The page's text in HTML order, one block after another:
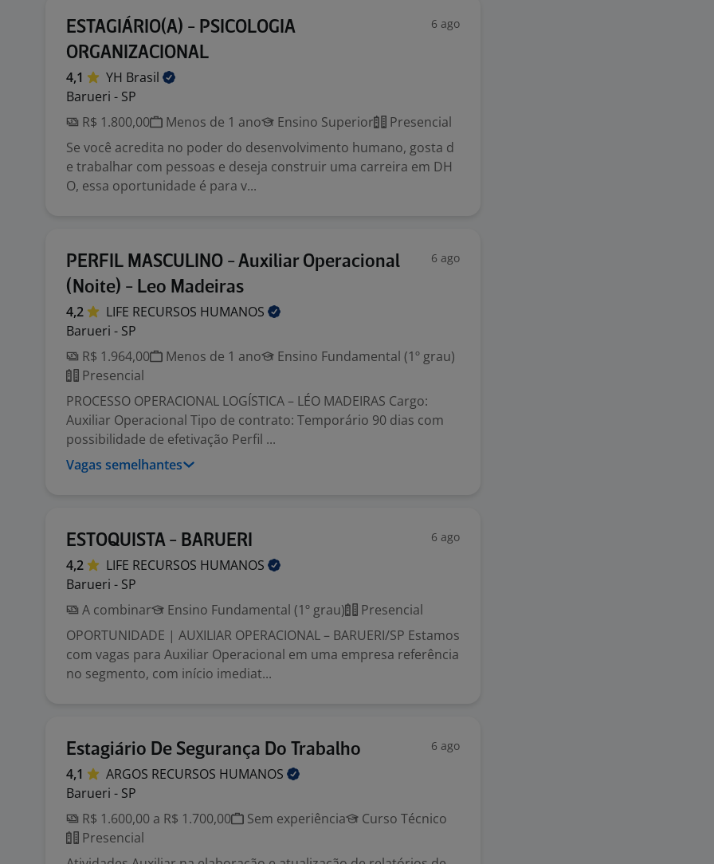
ESTAGIÁRIO(A) - PSICOLOGIA
ORGANIZACIONAL
6 ago
4,1 YH Brasil
Barueri - SP
R$ 1.800,00
Menos de 1 ano Ensino Superior
Presencial
Se você acredita no poder do desenvolvimento humano, gosta d
e trabalhar com pessoas e deseja construir uma carreira em DH
O, essa oportunidade é para v...
PERFIL MASCULINO - Auxiliar Operacional
(Noite) - Leo Madeiras
6 ago
4,2 LIFE RECURSOS HUMANOS
Barueri - SP
R$ 1.964,00
Menos de 1 ano
Ensino Fundamental (1º grau)
Presencial
PROCESSO OPERACIONAL LOGÍSTICA – LÉO MADEIRAS Cargo:
Auxiliar Operacional Tipo de contrato: Temporário 90 dias com
possibilidade de efetivação Perfil ...
Vagas semelhantes
ESTOQUISTA - BARUERI 6 ago
4,2 LIFE RECURSOS HUMANOS
Barueri - SP
A combinar
Ensino Fundamental (1º grau)
Presencial
OPORTUNIDADE | AUXILIAR OPERACIONAL – BARUERI/SP Estamos
com vagas para Auxiliar Operacional em uma empresa referência
no segmento, com início imediat...
Estagiário De Segurança Do Trabalho 6 ago
4,1 ARGOS RECURSOS HUMANOS
Barueri - SP
R$ 1.600,00 a R$ 1.700,00
Sem experiência
Curso Técnico
Presencial